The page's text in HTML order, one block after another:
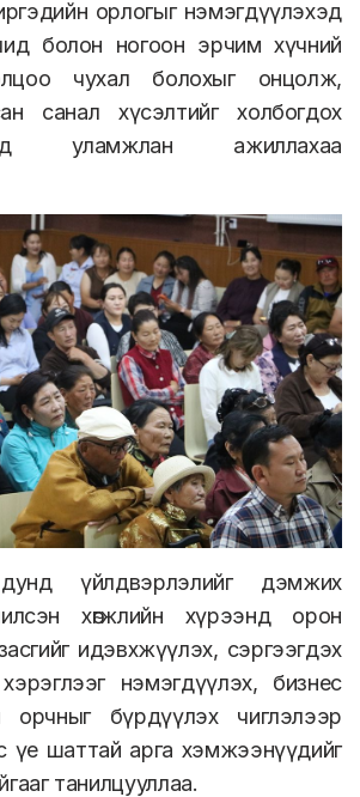
орлогыг нэмэгдүүлэхэд
болон ногоон эрчим хүчний
чухал болохыг онцолж,
санал хүсэлтийг холбогдох
уламжлан ажиллахаа
үйлдвэрлэлийг дэмжих
хөгжлийн хүрээнд орон
идэвхжүүлэх, сэргээгдэх
нэмэгдүүлэх, бизнес
орчныг бүрдүүлэх чиглэлээр
үе шаттай арга хэмжээнүүдийг
танилцууллаа.